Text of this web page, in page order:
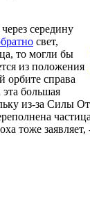
середину
свет,
то могли бы
из положения
орбите справа
большая
из-за Силы
тоже заявляет,